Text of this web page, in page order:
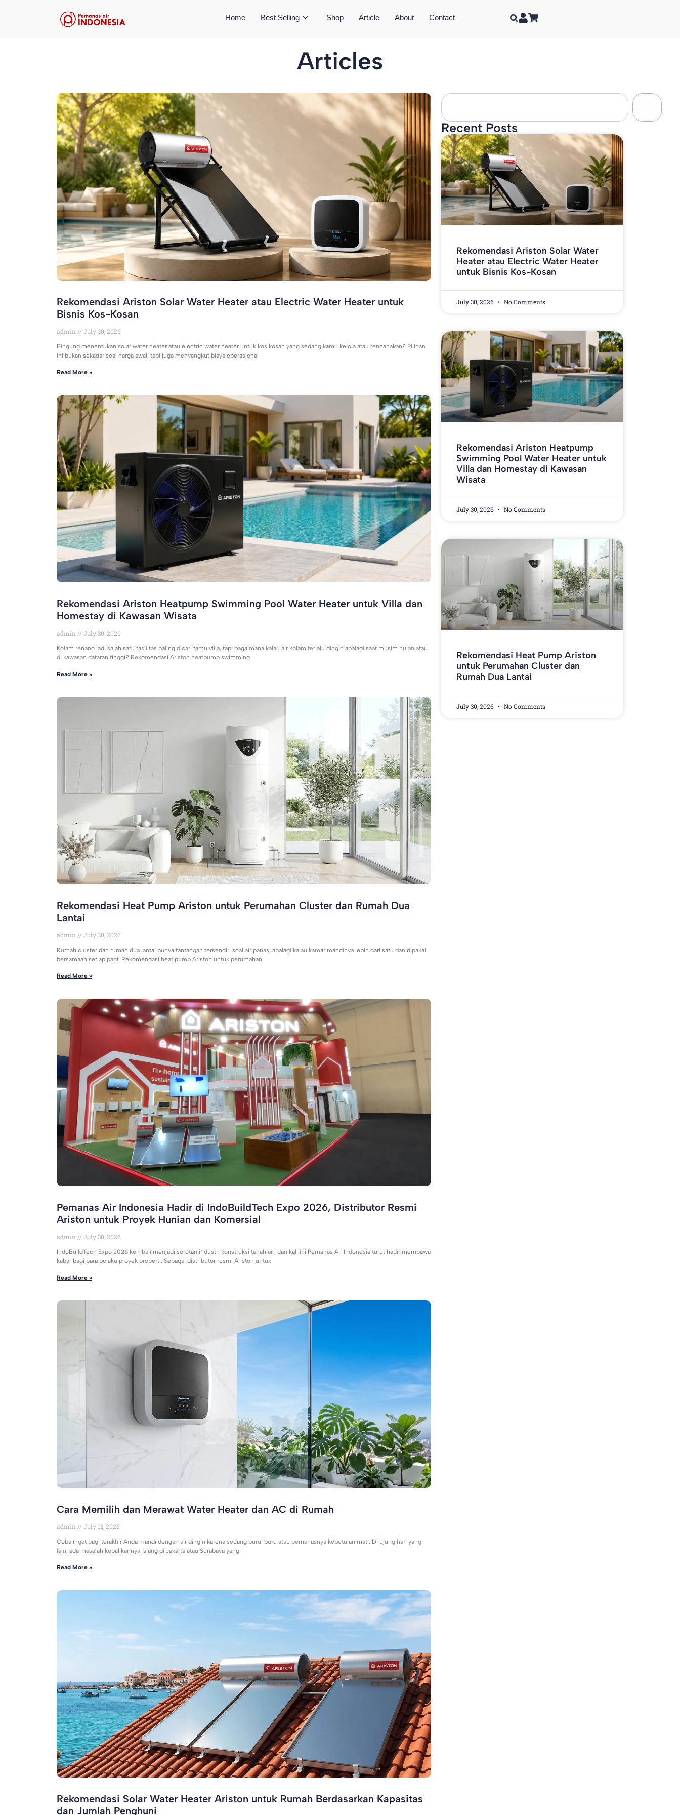
Home Best Selling Shop Article About Contact
Articles
Rekomendasi Ariston Solar Water Heater atau Electric Water Heater untuk
Bisnis Kos-Kosan
admin July 30, 2026
Bingung menentukan solar water heater atau electric water heater untuk kos kosan yang sedang kamu kelola atau rencanakan? Pilihan
ini bukan sekadar soal harga awal, tapi juga menyangkut biaya operasional
Read More »
Rekomendasi Ariston Heatpump Swimming Pool Water Heater untuk Villa dan
Homestay di Kawasan Wisata
admin July 30, 2026
Kolam renang jadi salah satu fasilitas paling dicari tamu villa, tapi bagaimana kalau air kolam terlalu dingin apalagi saat musim hujan atau
di kawasan dataran tinggi? Rekomendasi Ariston heatpump swimming
Read More »
Rekomendasi Heat Pump Ariston untuk Perumahan Cluster dan Rumah Dua
Lantai
admin July 30, 2026
Rumah cluster dan rumah dua lantai punya tantangan tersendiri soal air panas, apalagi kalau kamar mandinya lebih dari satu dan dipakai
bersamaan setiap pagi. Rekomendasi heat pump Ariston untuk perumahan
Read More »
Pemanas Air Indonesia Hadir di IndoBuildTech Expo 2026, Distributor Resmi
Ariston untuk Proyek Hunian dan Komersial
admin July 30, 2026
IndoBuildTech Expo 2026 kembali menjadi sorotan industri konstruksi tanah air, dan kali ini Pemanas Air Indonesia turut hadir membawa
kabar bagi para pelaku proyek properti. Sebagai distributor resmi Ariston untuk
Read More »
Cara Memilih dan Merawat Water Heater dan AC di Rumah
admin July 13, 2026
Coba ingat pagi terakhir Anda mandi dengan air dingin karena sedang buru-buru atau pemanasnya kebetulan mati. Di ujung hari yang
lain, ada masalah kebalikannya: siang di Jakarta atau Surabaya yang
Read More »
Rekomendasi Solar Water Heater Ariston untuk Rumah Berdasarkan Kapasitas
dan Jumlah Penghuni
Recent Posts
Rekomendasi Ariston Solar Water
Heater atau Electric Water Heater
untuk Bisnis Kos-Kosan
July 30, 2026 No Comments
Rekomendasi Ariston Heatpump
Swimming Pool Water Heater untuk
Villa dan Homestay di Kawasan
Wisata
July 30, 2026 No Comments
Rekomendasi Heat Pump Ariston
untuk Perumahan Cluster dan
Rumah Dua Lantai
July 30, 2026 No Comments